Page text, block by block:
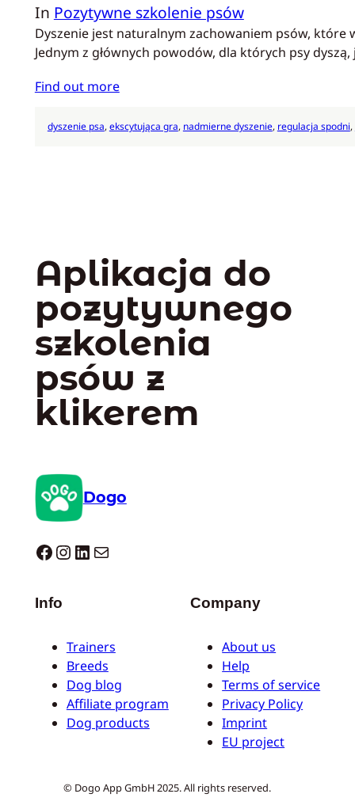
In Pozytywne szkolenie psów
Dyszenie jest naturalnym zachowaniem psów, które
Jednym z głównych powodów, dla których psy
Find out more
dyszenie psa, ekscytująca gra, nadmierne dyszenie, regulacja spodni,
Aplikacja do
pozytywnego
szkolenia
psów z
klikerem
Dogo
Dogo facebook InstagramLinkedIn Mail
Info
Trainers
Breeds
Dog blog
Affiliate program
Dog products
Company
About us
Help
Terms of service
Privacy Policy
Imprint
EU project
© Dogo App GmbH 2025. All rights reserved.